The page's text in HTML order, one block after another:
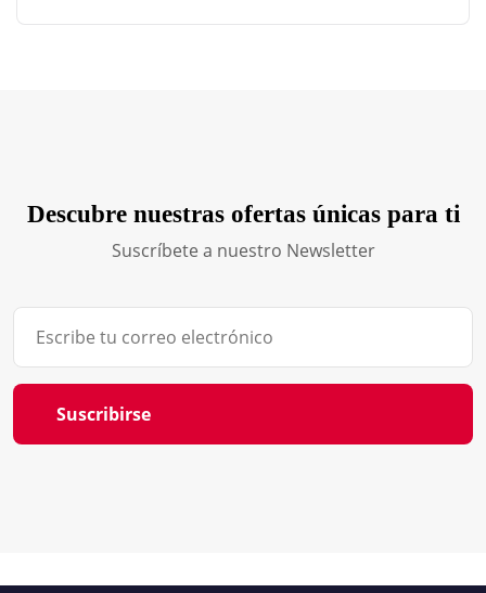
Descubre nuestras ofertas únicas para ti
Suscríbete a nuestro Newsletter
Suscribirse